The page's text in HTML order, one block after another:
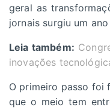
geral as
jornais surgiu um
Leia também:
inovações
O primeiro passo foi
que o meio tem